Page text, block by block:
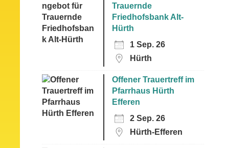
Trauernde
Friedhofsbank Alt-
Hürth
1 Sep. 26
Hürth
Offener Trauertreff im
Pfarrhaus Hürth
Efferen
2 Sep. 26
Hürth-Efferen